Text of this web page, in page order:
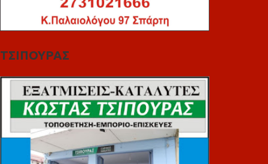
ΤΣΙΠΟΥΡΑΣ